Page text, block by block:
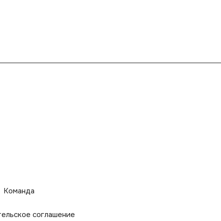
Команда
соглашение